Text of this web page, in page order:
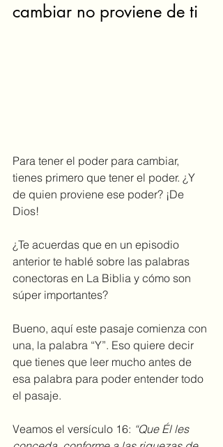
cambiar no proviene de ti
Para tener el poder para cambiar,
tienes primero que tener el poder. ¿Y
de quien proviene ese poder? ¡De
Dios!
¿Te acuerdas que en un episodio
anterior te hablé sobre las palabras
conectoras en La Biblia y cómo son
súper importantes?
Bueno, aquí este pasaje comienza con
una, la palabra “Y”. Eso quiere decir
que tienes que leer mucho antes de
esa palabra para poder entender todo
el pasaje.
Veamos el versículo 16: “Que Él les